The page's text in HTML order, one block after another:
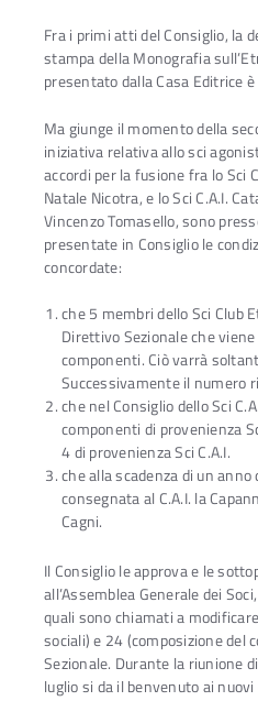
Fra i primi atti del Consiglio, la
stampa della Monografia
presentato dalla Casa Editrice
Ma giunge il momento della
iniziativa relativa allo sci
accordi per la fusione fra lo Sci
Natale Nicotra, e lo Sci C.A.I.
Vincenzo Tomasello, sono
presentate in Consiglio le
concordate:
che 5 membri dello Sci Club
Direttivo Sezionale che
componenti. Ciò varrà
Successivamente il numero
che nel Consiglio dello Sci
componenti di provenienza
4 di provenienza Sci C.A.I.
che alla scadenza di un
consegnata al C.A.I. la
Cagni.
Il Consiglio le approva e le
all’Assemblea Generale dei
quali sono chiamati a
sociali) e 24 (composizione del
Sezionale. Durante la riunione
luglio si da il benvenuto ai